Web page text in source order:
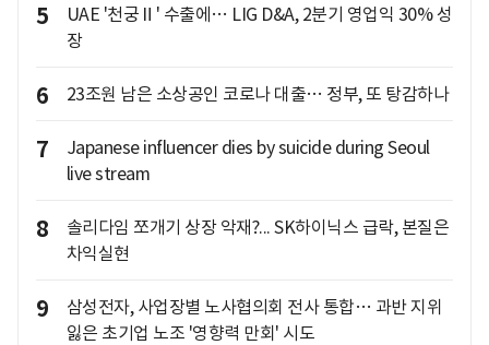
5
UAE '천궁Ⅱ' 수출에… LIG D&A, 2분기 영업익 30% 성
장
6 23조원 남은 소상공인 코로나 대출… 정부, 또 탕감하나
7
Japanese influencer dies by suicide during Seoul
live stream
8
솔리다임 쪼개기 상장 악재?... SK하이닉스 급락, 본질은
차익실현
9
삼성전자, 사업장별 노사협의회 전사 통합… 과반 지위
잃은 초기업 노조 '영향력 만회' 시도